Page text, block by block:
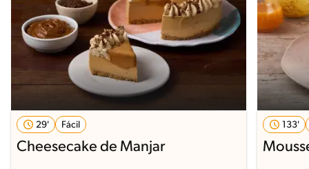
29' Fácil
Cheesecake de Manjar
133'